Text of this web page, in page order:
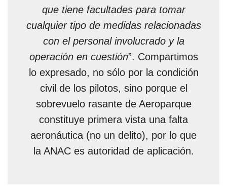
que tiene facultades para tomar
cualquier tipo de medidas relacionadas
con el personal involucrado y la
operación en cuestión”. Compartimos
lo expresado, no sólo por la condición
civil de los pilotos, sino porque el
sobrevuelo rasante de Aeroparque
constituye primera vista una falta
aeronáutica (no un delito), por lo que
la ANAC es autoridad de aplicación.